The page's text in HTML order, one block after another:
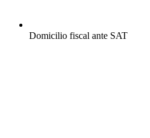
Domicilio fiscal ante SAT